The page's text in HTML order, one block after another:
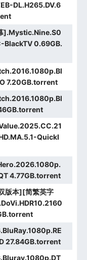
DL.H265.DV.6
].Mystic.Nine.S0
BlackTV 0.69GB.
7.20GB.torrent
QuickI
4.77GB.torrent
版本][简繁英字
27.84GB.torrent